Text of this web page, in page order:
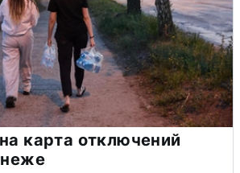
карта отключений